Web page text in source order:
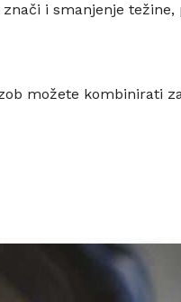
i smanjenje težine,
možete kombinirati